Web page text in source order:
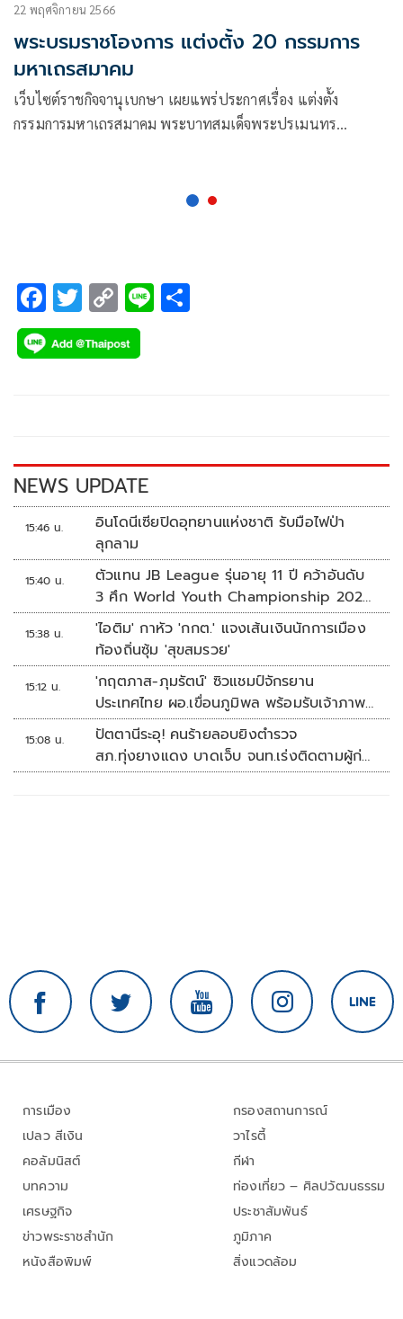
22 พฤศจิกายน 2566
พระบรมราชโองการ แต่งตั้ง 20 กรรมการ
มหาเถรสมาคม
เว็บไซต์ราชกิจจานุเบกษา เผยแพร่ประกาศเรื่อง แต่งตั้ง
กรรมการมหาเถรสมาคม พระบาทสมเด็จพระปรเมนทร
F
ac
e
k
T
wi
tt
C
o
p
k
Li
NEWS UPDATE
15:46 น.
อินโดนีเซียปิดอุทยานแห่งชาติ รับมือไฟป่า
ลุกลาม
15:40 น.
ตัวแทน JB League รุ่นอายุ 11 ปี คว้าอันดับ
3 ศึก World Youth Championship 2026
ที่สิงคโปร์
15:38 น.
'ไอติม' กาหัว 'กกต.' แจงเส้นเงินนักการเมือง
ท้องถิ่นซุ้ม 'สุขสมรวย'
15:12 น.
'กฤตภาส-ภุมรัตน์' ซิวแชมป์จักรยาน
ประเทศไทย ผอ.เขื่อนภูมิพล พร้อมรับเจ้าภาพ
ต่อ ปี 2570
15:08 น.
ปัตตานีระอุ! คนร้ายลอบยิงตำรวจ
สภ.ทุ่งยางแดง บาดเจ็บ จนท.เร่งติดตามผู้ก่อ
เหตุ
การเมือง
เปลว สีเงิน
คอลัมนิสต์
บทความ
เศรษฐกิจ
ข่าวพระราชสำนัก
หนังสือพิมพ์
กรองสถานการณ์
วาไรตี้
กีฬา
ท่องเที่ยว – ศิลปวัฒนธรรม
ประชาสัมพันธ์
ภูมิภาค
สิ่งแวดล้อม